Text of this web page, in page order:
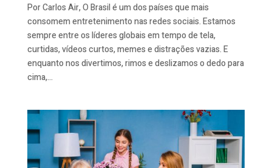
Por Carlos Air, O Brasil é um dos países que mais
consomem entretenimento nas redes sociais. Estamos
sempre entre os líderes globais em tempo de tela,
curtidas, vídeos curtos, memes e distrações vazias. E
enquanto nos divertimos, rimos e deslizamos o dedo para
cima,...